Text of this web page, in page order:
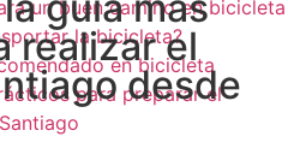
un buen camino en bicicleta
la bicicleta?
en bicicleta
para preparar el
realizar el
desde